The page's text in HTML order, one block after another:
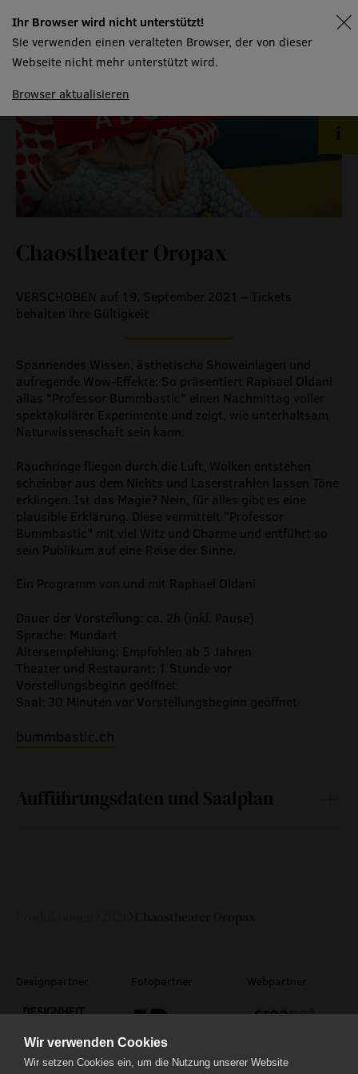
Wir verwenden Cookies
Wir setzen Cookies ein, um die Nutzung unserer Website
spielplan gastronomie
museum
meilensteine
zeitzeugen
Chaostheater Oropax
VERSCHOBEN auf 19. September 2021 – Tickets
behalten ihre Gültigkeit
Spannendes Wissen, ästhetische Showeinlagen und
aufregende Wow-Effekte: So präsentiert Raphael Oldani
alias "Professor Bummbastic" einen Nachmittag voller
spektakulärer Experimente und zeigt, wie unterhaltsam
Naturwissenschaft sein kann.
Rauchringe fliegen durch die Luft, Wolken entstehen
scheinbar aus dem Nichts und Laserstrahlen lassen Töne
erklingen. Ist das Magie? Nein, für alles gibt es eine
plausible Erklärung. Diese vermittelt "Professor
Bummbastic" mit viel Witz und Charme und entführt so
sein Publikum auf eine Reise der Sinne.
Ein Programm von und mit Raphael Oldani
Dauer der Vorstellung: ca. 2h (inkl. Pause)
Sprache: Mundart
Altersempfehlung: Empfohlen ab 5 Jahren
Theater und Restaurant: 1 Stunde vor
Vorstellungsbeginn geöffnet
Saal: 30 Minuten vor Vorstellungsbeginn geöffnet
bummbastic.ch
Aufführungsdaten und Saalplan
Designpartner Fotopartner Webpartner
Ihr Browser wird nicht unterstützt!
Sie verwenden einen veralteten Browser, der von dieser
Webseite nicht mehr unterstützt wird.
Browser aktualisieren